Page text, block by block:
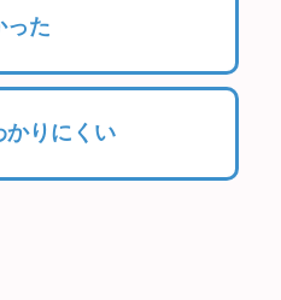
った
かりにくい